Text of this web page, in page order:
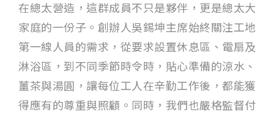
在總太營造，這群成員不只是夥伴，更是總太大
家庭的一份子。創辦人吳錫坤主席始終關注工地
第一線人員的需求，從要求設置休息區、電扇及
淋浴區，到不同季節時令時，貼心準備的涼水、
薑茶與湯圓，讓每位工人在辛勤工作後，都能獲
得應有的尊重與照顧。同時，我們也嚴格監督付